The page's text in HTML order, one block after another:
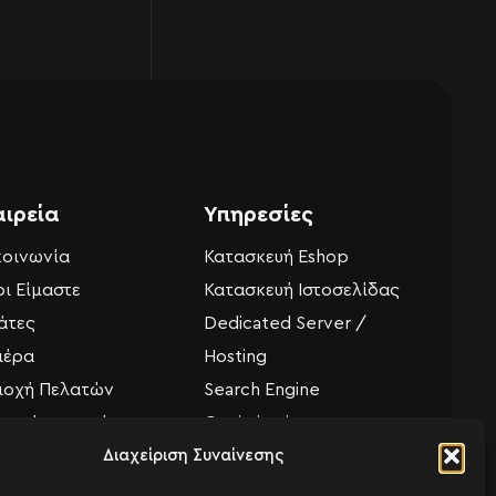
Διαχείριση Συναίνεσης
Είμαστε
Πελατών
απορρήτου
CCTV
Υπηρεσίες
Κατασκευή Eshop
Κατασκευή Ιστοσελίδας
Dedicated Server /
Hosting
Search Engine
Optimization
Υποστήριξη Ιστοσελίδας